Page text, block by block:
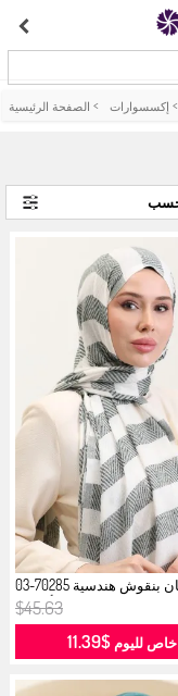
الصفحة الرئيسية > إكسسوارات >
شال كتان بنقوش هندسية 70285-03
أخضر...
$45.63
خاص لليوم $11.39